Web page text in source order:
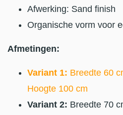
Afwerking: Sand finish
Organische vorm voor
Afmetingen:
Variant 1: Breedte 60
Hoogte 100 cm
Variant 2: Breedte 70